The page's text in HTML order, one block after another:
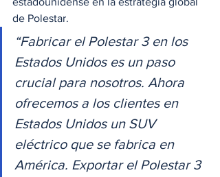
de Polestar.
“Fabricar el Polestar 3 en los
Estados Unidos es un paso
crucial para nosotros. Ahora
ofrecemos a los clientes en
Estados Unidos un SUV
eléctrico que se fabrica en
América. Exportar el Polestar 3